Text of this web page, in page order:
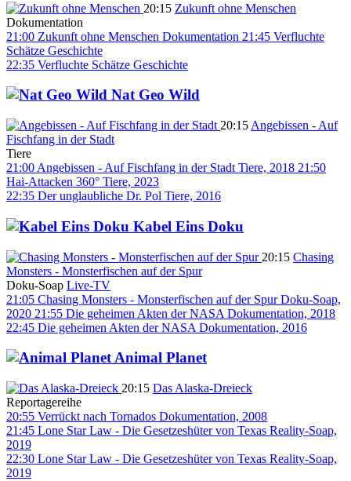
20:15 Zukunft ohne Menschen
Dokumentation
21:00 Zukunft ohne Menschen Dokumentation 21:45 Verfluchte
Schätze Geschichte
22:35 Verfluchte Schätze Geschichte
Nat Geo Wild
20:15 Angebissen - Auf
Fischfang in der Stadt
Tiere
21:00 Angebissen - Auf Fischfang in der Stadt Tiere, 2018 21:50
Hai-Attacken 360° Tiere, 2023
22:35 Der unglaubliche Dr. Pol Tiere, 2016
Kabel Eins Doku
20:15 Chasing
Monsters - Monsterfischen auf der Spur
Doku-Soap Live-TV
21:05 Chasing Monsters - Monsterfischen auf der Spur Doku-Soap,
2020 21:55 Die geheimen Akten der NASA Dokumentation, 2018
22:45 Die geheimen Akten der NASA Dokumentation, 2016
Animal Planet
20:15 Das Alaska-Dreieck
Reportagereihe
20:55 Verrückt nach Tornados Dokumentation, 2008
21:45 Lone Star Law - Die Gesetzeshüter von Texas Reality-Soap,
2019
22:30 Lone Star Law - Die Gesetzeshüter von Texas Reality-Soap,
2019